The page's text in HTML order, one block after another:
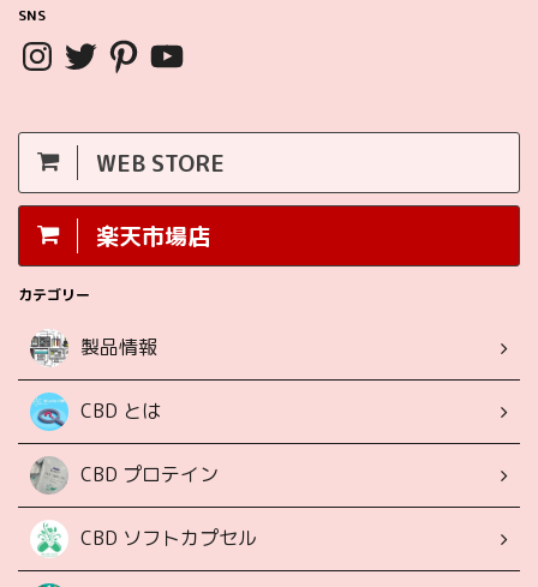
SNS
WEB STORE
楽天市場店
カテゴリー
製品情報
CBD とは
CBD プロテイン
CBD ソフトカプセル